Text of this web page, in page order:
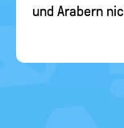
und Arabern